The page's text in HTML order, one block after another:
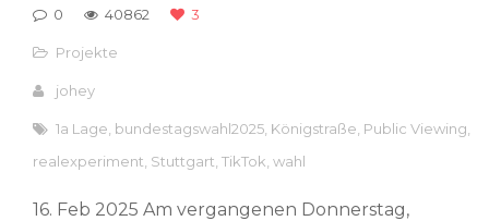
0 40862 3
Projekte
johey
1a Lage bundestagswahl2025 Königstraße Public Viewing
realexperiment Stuttgart ,TikTok ,wahl
16. Feb 2025 Am vergangenen Donnerstag,